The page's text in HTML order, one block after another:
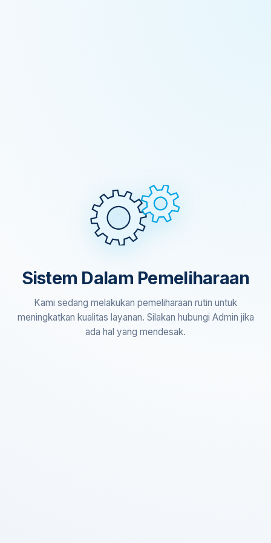
Sistem Dalam Pemeliharaan
Kami sedang melakukan pemeliharaan rutin untuk
meningkatkan kualitas layanan. Silakan hubungi Admin jika
ada hal yang mendesak.